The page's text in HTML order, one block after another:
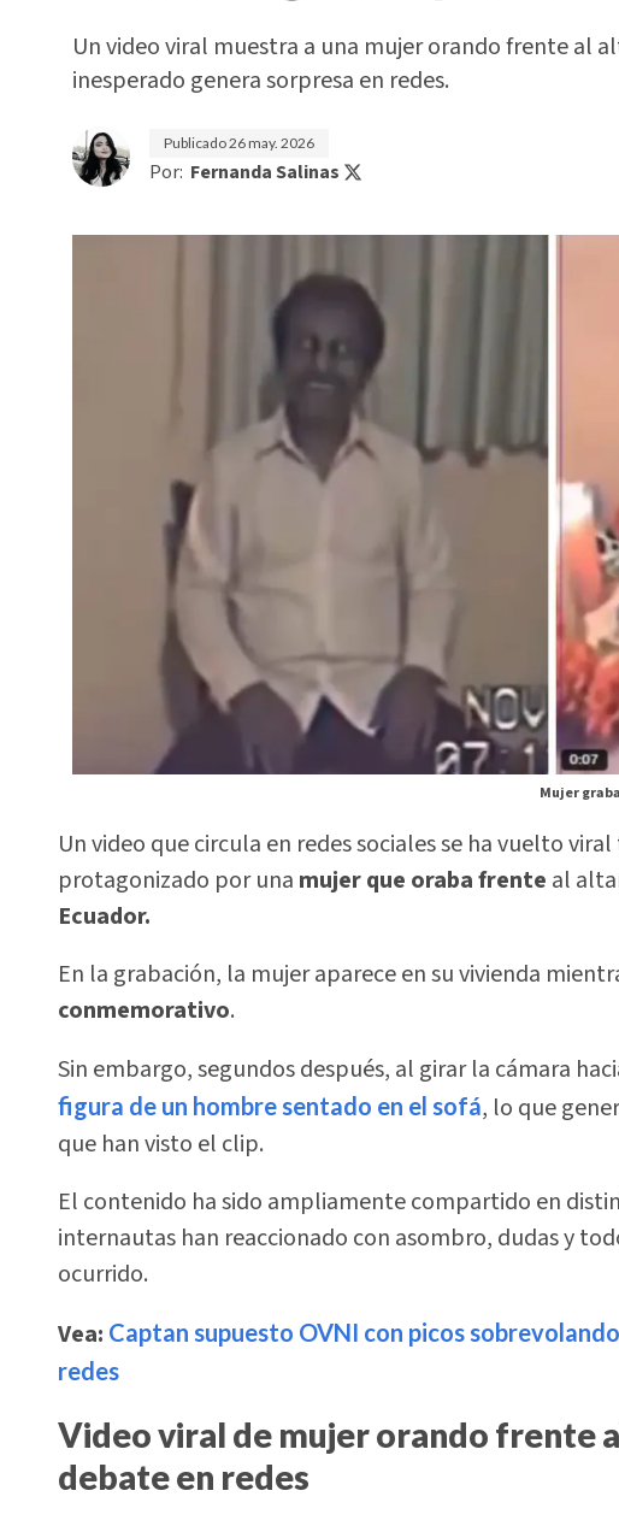
Un video viral muestra a una mujer orando frente al
inesperado genera sorpresa en redes.
Publicado26 may. 2026
Por: Fernanda Salinas
Mujer
Un video que circula en redes sociales se ha vuelto
protagonizado por una mujer que oraba frente al
Ecuador.
En la grabación, la mujer aparece en su vivienda
conmemorativo.
Sin embargo, segundos después, al girar la cámara
figura de un hombre sentado en el sofá, lo que
que han visto el clip.
El contenido ha sido ampliamente compartido en
internautas han reaccionado con asombro, dudas y
ocurrido.
Vea: Captan supuesto OVNI con picos
redes
Video viral de mujer orando frente
debate en redes